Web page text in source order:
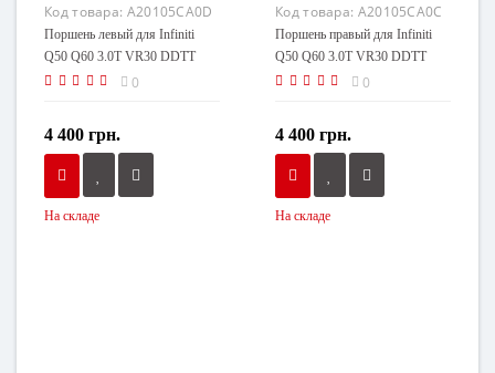
Код товара: A20105CA0D
Поршень левый для Infiniti
Q50 Q60 3.0T VR30 DDTT
A20105CA0D A2010-5CA0D
0
4 400 грн.
На складе
Код товара: A20105CA0C
Поршень правый для Infiniti
Q50 Q60 3.0T VR30 DDTT
A20105CA0C A2010-5CA0C
0
4 400 грн.
На складе